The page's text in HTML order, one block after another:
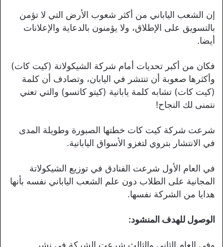
إن الشعب الياباني من أكثر شعوب الأرض التي لا تؤمن
بالتسويق على الإطلاق، ولا يؤمنون بالدعاية والإعلانات
أيضا.
فكان من أكبر تحديات أمام شركة الشيكولاتة (كيت كات)
وأكثرها صعوبة أن تنتشر في اليابان، وتصادف أن كلمة
(كيت كات) تشابه كلمة يابانية (كيتو كاتسو) والتي تعني
نتمنى لك النجاح!
شرعت شركة كيت كات خطتها الصبورة وطويلة المدى
في الانتشار بتروي لتغزو الأسواق اليابانية.
في العام الأول شرعت الفنادق في توزيع الشيكولاتة
المجانية على الطلاب دون علم الشعب الياباني نفسه بأنها
هدايا من الشركة نفسها.
الوصول للهدف المنشود:
وفي العام الثاني والثالث شرعت الشركة في نشر